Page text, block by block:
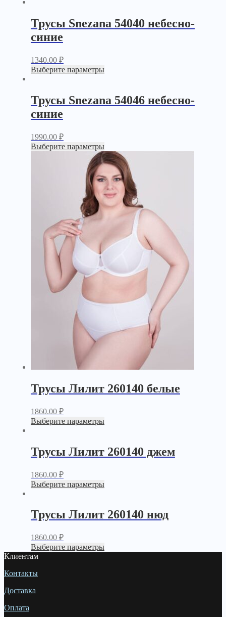
Трусы Snezana 54040 небесно-
синие
1340.00 ₽
Выберите параметры
Трусы Snezana 54046 небесно-
синие
1990.00 ₽
Выберите параметры
Трусы Лилит 260140 белые
1860.00 ₽
Выберите параметры
Трусы Лилит 260140 джем
1860.00 ₽
Выберите параметры
Трусы Лилит 260140 нюд
1860.00 ₽
Выберите параметры
Клиентам
Контакты
Доставка
Оплата